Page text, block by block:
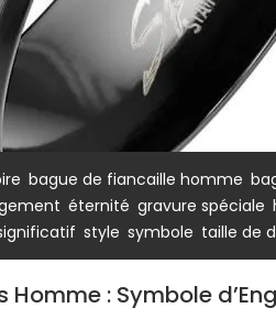
bague de fiancaille homme
éternité gravure spéciale
style symbole taille de
Homme : Symbole